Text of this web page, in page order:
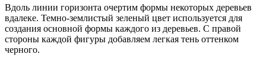
Вдоль линии горизонта очертим формы некоторых деревьев
вдалеке. Темно-землистый зеленый цвет используется для
создания основной формы каждого из деревьев. С правой
стороны каждой фигуры добавляем ​​легкая тень оттенком
черного.